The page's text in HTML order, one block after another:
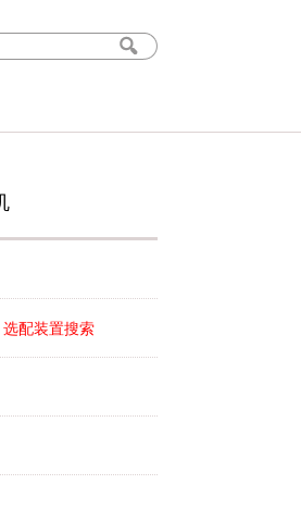
配装置搜索